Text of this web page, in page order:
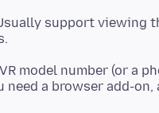
support viewing
model number (or a
need a browser add-